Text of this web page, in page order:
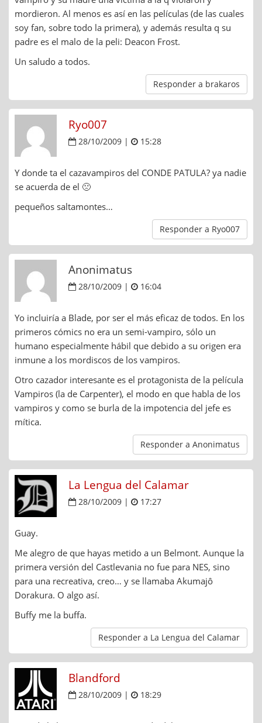
mordieron. Al menos es así en las películas (de las cuales
soy fan, sobre todo la primera), y además resulta q su
padre es el malo de la peli: Deacon Frost.
Un saludo a todos.
Responder a brakaros
Ryo007
28/10/2009 | 15:28
Y donde ta el cazavampiros del CONDE PATULA? ya nadie
se acuerda de el 🙁
pequeños saltamontes…
Responder a Ryo007
Anonimatus
28/10/2009 | 16:04
Yo incluiría a Blade, por ser el más eficaz de todos. En los
primeros cómics no era un semi-vampiro, sólo un
humano especialmente hábil que debido a su origen era
inmune a los mordiscos de los vampiros.
Otro cazador interesante es el protagonista de la película
Vampiros (la de Carpenter), el modo en que habla de los
vampiros y como se burla de la impotencia del jefe es
mítica.
Responder a Anonimatus
La Lengua del Calamar
28/10/2009 | 17:27
Guay.
Me alegro de que hayas metido a un Belmont. Aunque la
primera versión del Castlevania no fue para NES, sino
para una recreativa, creo… y se llamaba Akumajô
Dorakura. O algo así.
Buffy me la buffa.
Responder a La Lengua del Calamar
Blandford
28/10/2009 | 18:29